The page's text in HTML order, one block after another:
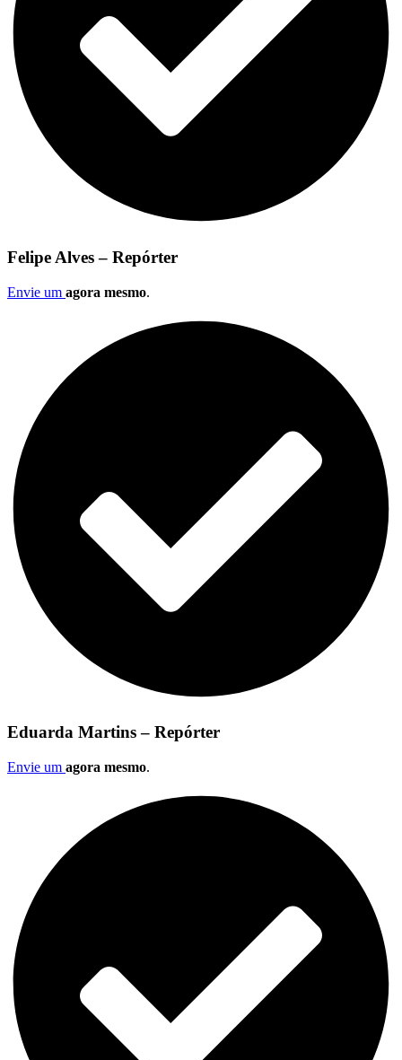
Felipe Alves – Repórter
Envie um agora mesmo.
Eduarda Martins – Repórter
Envie um agora mesmo.